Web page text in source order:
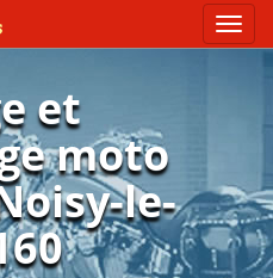
et
moto
le-